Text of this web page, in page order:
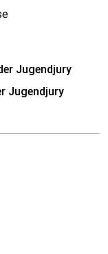
Jugendjury
Jugendjury